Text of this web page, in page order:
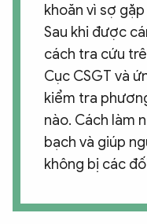
khoăn vì sợ
Sau khi được
cách tra cứu
Cục CSGT và
kiểm tra
nào. Cách làm
bạch và giúp
không bị các